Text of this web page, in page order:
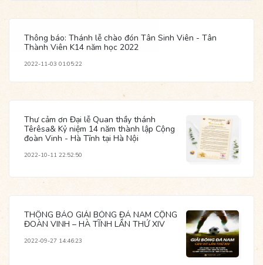
Thông báo: Thánh lễ chào đón Tân Sinh Viên - Tân
Thành Viên K14 năm học 2022
2022-11-03 01:05:22
Thư cảm ơn Đại lễ Quan thầy thánh
Têrêsa& Kỷ niệm 14 năm thành lập Cộng
đoàn Vinh - Hà Tĩnh tại Hà Nội
2022-10-11 22:52:50
THÔNG BÁO GIẢI BÓNG ĐÁ NAM CỘNG
ĐOÀN VINH – HÀ TĨNH LẦN THỨ XIV
2022-09-27 14:46:23